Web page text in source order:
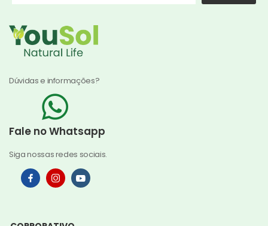
Dúvidas e informações?
Fale no Whatsapp
Siga nossas redes sociais.